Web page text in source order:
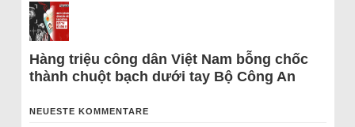
Hàng triệu công dân Việt Nam bỗng chốc
thành chuột bạch dưới tay Bộ Công An
NEUESTE KOMMENTARE